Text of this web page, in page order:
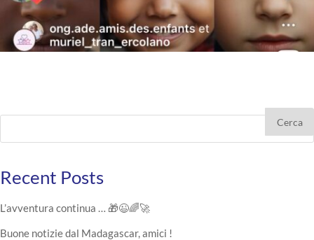
Cerca
Recent Posts
L’avventura continua … 🎁😉🌈🚀
Buone notizie dal Madagascar, amici !